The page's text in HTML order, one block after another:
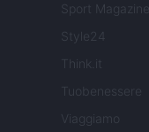
Sport Magazine
Style24
Think.it
Tuobenessere
Viaggiamo